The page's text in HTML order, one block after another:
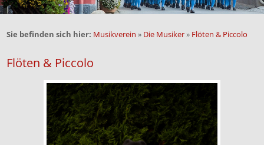
Sie befinden sich hier: Musikverein » Die Musiker» Flöten & Piccolo
Flöten & Piccolo